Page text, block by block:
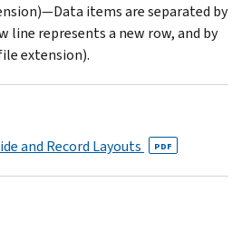
items are separated by
line represents a new row, and by
extension).
and Record Layouts PDF